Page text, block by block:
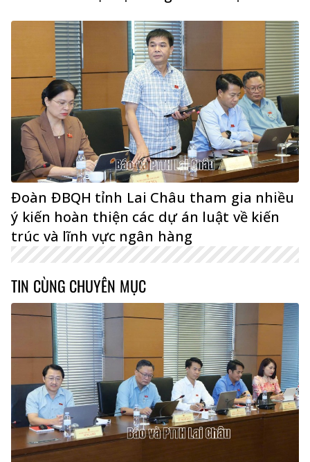
Đoàn ĐBQH tỉnh Lai Châu tham gia nhiều
ý kiến hoàn thiện các dự án luật về kiến
trúc và lĩnh vực ngân hàng
TIN CÙNG CHUYÊN MỤC